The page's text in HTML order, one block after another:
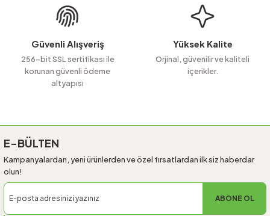
Ürün fiyatı diğer sitelerden daha pahalı.
Bu ürüne benzer farklı alternatifler olmalı.
Güvenli Alışveriş
256-bit SSL sertifikası ile
korunan güvenli ödeme
altyapısı
Yüksek Kalite
Orjinal, güvenilir ve kaliteli
içerikler.
E-BÜLTEN
Kampanyalardan, yeni ürünlerden ve özel fırsatlardan ilk siz haberdar
olun!
ABONE OL